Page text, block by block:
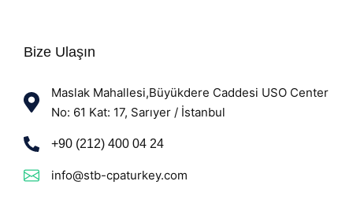
Bize Ulaşın
Maslak Mahallesi,Büyükdere Caddesi USO Center
No: 61 Kat: 17, Sarıyer / İstanbul
+90 (212) 400 04 24
info@stb-cpaturkey.com